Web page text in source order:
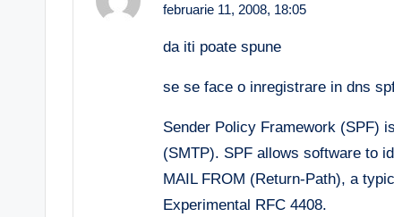
februarie 11, 2008, 18:05
da iti poate spune
se se face o inregistrare in dns
Sender Policy Framework (SPF)
(SMTP). SPF allows software to
MAIL FROM (Return-Path), a
Experimental RFC 4408.